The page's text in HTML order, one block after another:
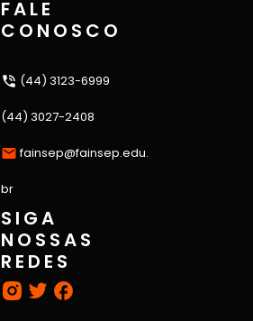
FALE
CONOSCO
(44) 3123-6999
(44) 3027-2408
fainsep@fainsep.edu.
br
SIGA
NOSSAS
REDES